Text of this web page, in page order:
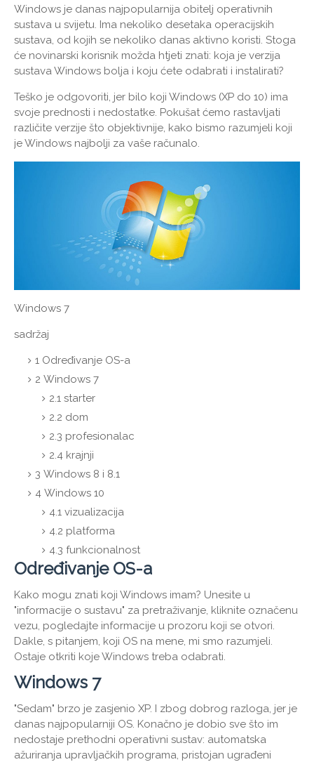
Windows je danas najpopularnija obitelj operativnih
sustava u svijetu. Ima nekoliko desetaka operacijskih
sustava, od kojih se nekoliko danas aktivno koristi. Stoga
će novinarski korisnik možda htjeti znati: koja je verzija
sustava Windows bolja i koju ćete odabrati i instalirati?
Teško je odgovoriti, jer bilo koji Windows (XP do 10) ima
svoje prednosti i nedostatke. Pokušat ćemo rastavljati
različite verzije što objektivnije, kako bismo razumjeli koji
je Windows najbolji za vaše računalo.
Windows 7
sadržaj
1 Određivanje OS-a
2 Windows 7
2.1 starter
2.2 dom
2.3 profesionalac
2.4 krajnji
3 Windows 8 i 8.1
4 Windows 10
4.1 vizualizacija
4.2 platforma
4.3 funkcionalnost
Određivanje OS-a
Kako mogu znati koji Windows imam? Unesite u
"informacije o sustavu" za pretraživanje, kliknite označenu
vezu, pogledajte informacije u prozoru koji se otvori.
Dakle, s pitanjem, koji OS na mene, mi smo razumjeli.
Ostaje otkriti koje Windows treba odabrati.
Windows 7
"Sedam" brzo je zasjenio XP. I zbog dobrog razloga, jer je
danas najpopularniji OS. Konačno je dobio sve što im
nedostaje prethodni operativni sustav: automatska
ažuriranja upravljačkih programa, pristojan ugrađeni